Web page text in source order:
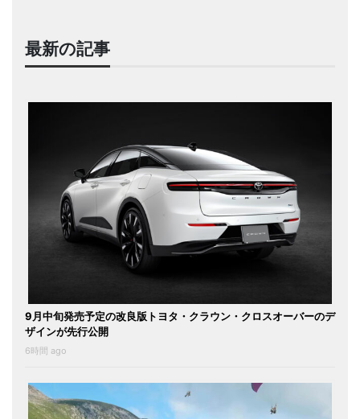
最新の記事
9月中旬発売予定の改良版トヨタ・クラウン・クロスオーバーのデ
ザインが先行公開
6時間 ago